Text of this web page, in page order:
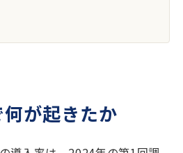
が起きたか